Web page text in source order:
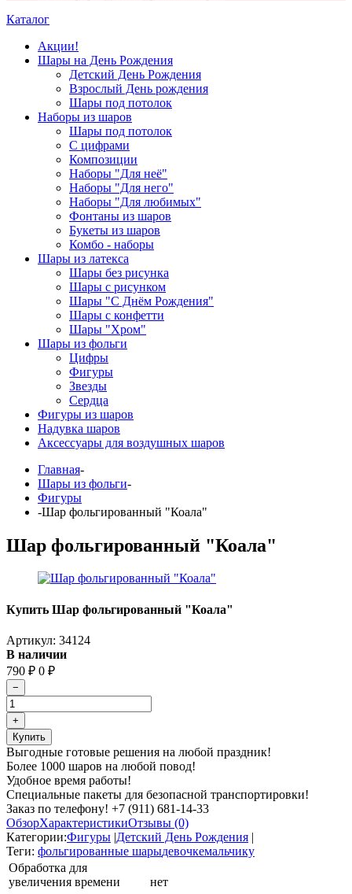
Каталог
Акции!
Шары на День Рождения
Детский День Рождения
Взрослый День рождения
Шары под потолок
Наборы из шаров
Шары под потолок
С цифрами
Композиции
Наборы "Для неё"
Наборы "Для него"
Наборы "Для любимых"
Фонтаны из шаров
Букеты из шаров
Комбо - наборы
Шары из латекса
Шары без рисунка
Шары с рисунком
Шары "С Днём Рождения"
Шары с конфетти
Шары "Хром"
Шары из фольги
Цифры
Фигуры
Звезды
Сердца
Фигуры из шаров
Надувка шаров
Аксессуары для воздушных шаров
Главная-
Шары из фольги-
Фигуры
-Шар фольгированный "Коала"
Шар фольгированный "Коала"
Купить Шар фольгированный "Коала"
Артикул: 34124
В наличии
790 ₽ 0 ₽
Выгодные готовые решения на любой праздник!
Более 1000 шаров на любой повод!
Удобное время работы!
Специальные пакеты для безопасной транспортировки!
Заказ по телефону! +7 (911) 681-14-33
ОбзорХарактеристикиОтзывы (0)
Категории:Фигуры |Детский День Рождения |
Теги: фольгированные шарыдевочкемальчику
Обработка для
увеличения времени
нет